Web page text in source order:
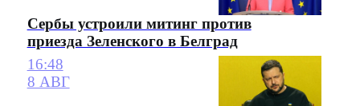
Сербы устроили митинг против
приезда Зеленского в Белград
16:48
8 АВГ